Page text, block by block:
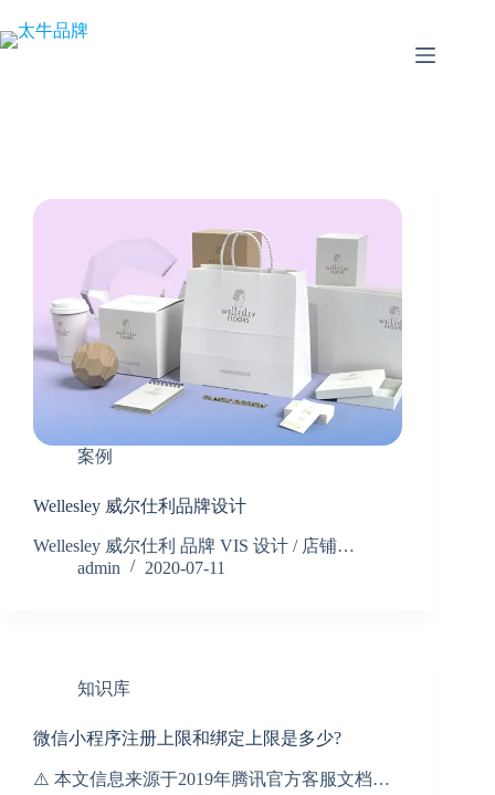
至
案例
Wellesley 威尔仕利品牌设计
Wellesley 威尔仕利 品牌 VIS 设计 / 店铺…
admin
2020-07-11
知识库
微信小程序注册上限和绑定上限是多少?
⚠️ 本文信息来源于2019年腾讯官方客服文档…